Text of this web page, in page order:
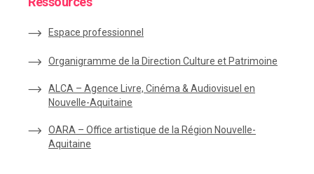
Espace professionnel
Organigramme de la Direction Culture et Patrimoine
ALCA – Agence Livre, Cinéma & Audiovisuel en
Nouvelle-Aquitaine
OARA – Office artistique de la Région Nouvelle-
Aquitaine